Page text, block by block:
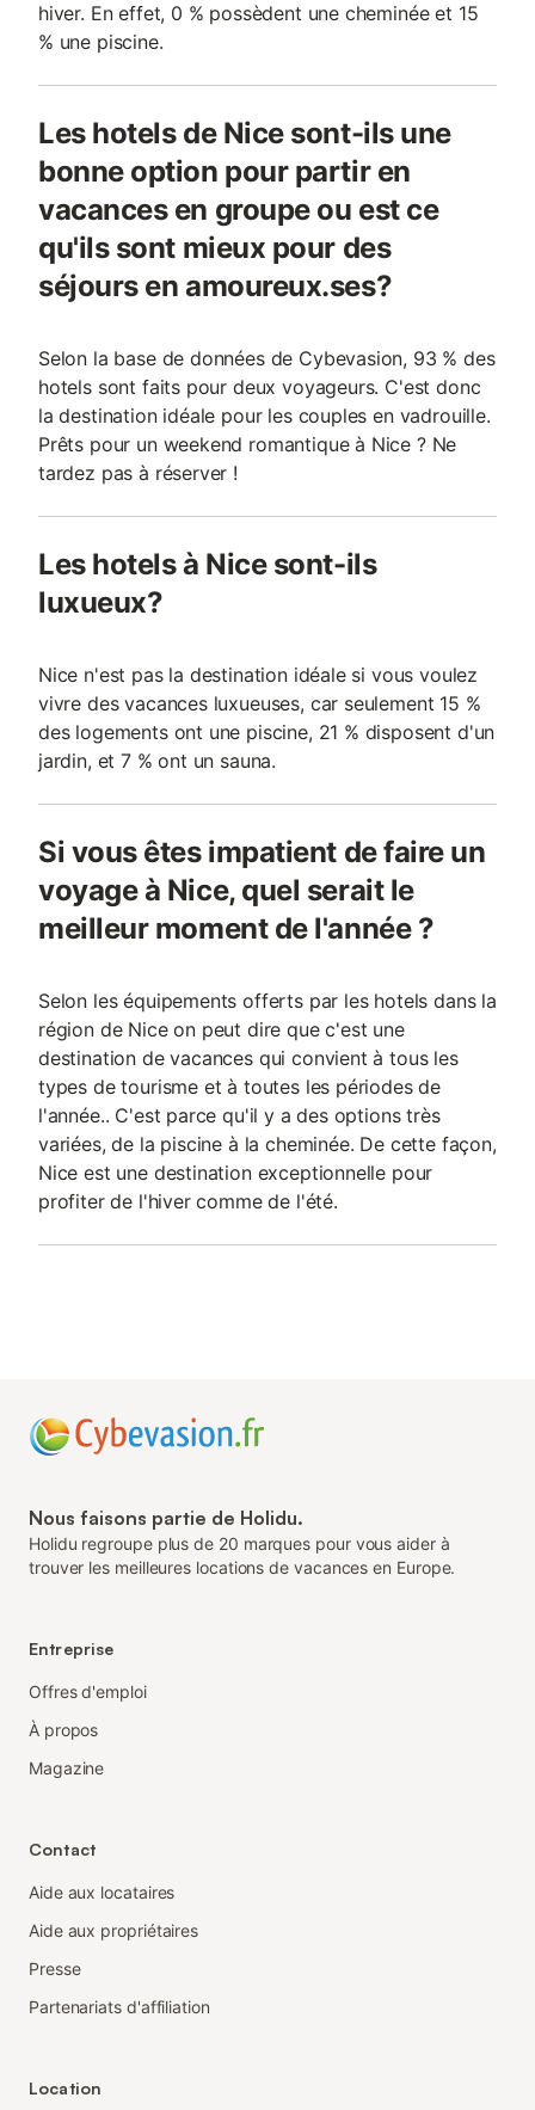
hiver. En effet, 0 % possèdent une cheminée et 15
% une piscine.
Les hotels de Nice sont-ils une
bonne option pour partir en
vacances en groupe ou est ce
qu'ils sont mieux pour des
séjours en amoureux.ses?
Selon la base de données de Cybevasion, 93 % des
hotels sont faits pour deux voyageurs. C'est donc
la destination idéale pour les couples en vadrouille.
Prêts pour un weekend romantique à Nice ? Ne
tardez pas à réserver !
Les hotels à Nice sont-ils
luxueux?
Nice n'est pas la destination idéale si vous voulez
vivre des vacances luxueuses, car seulement 15 %
des logements ont une piscine, 21 % disposent d'un
jardin, et 7 % ont un sauna.
Si vous êtes impatient de faire un
voyage à Nice, quel serait le
meilleur moment de l'année ?
Selon les équipements offerts par les hotels dans la
région de Nice on peut dire que c'est une
destination de vacances qui convient à tous les
types de tourisme et à toutes les périodes de
l'année.. C'est parce qu'il y a des options très
variées, de la piscine à la cheminée. De cette façon,
Nice est une destination exceptionnelle pour
profiter de l'hiver comme de l'été.
Nous faisons partie de Holidu.
Holidu regroupe plus de 20 marques pour vous aider à
trouver les meilleures locations de vacances en Europe.
Entreprise
Offres d'emploi
À propos
Magazine
Contact
Aide aux locataires
Aide aux propriétaires
Presse
Partenariats d'affiliation
Location